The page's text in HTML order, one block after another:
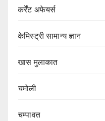
कर्रेंट अफेयर्स
केमिस्ट्री सामान्य ज्ञान
खास मुलाकात
चमोली
चम्पावत